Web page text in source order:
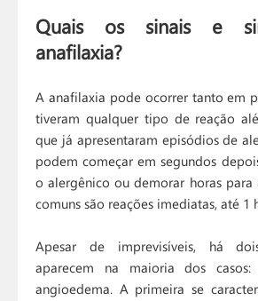
Quais os sinais e
anafilaxia?
A anafilaxia pode ocorrer tanto em
tiveram qualquer tipo de reação
que já apresentaram episódios de
podem começar em segundos
o alergênico ou demorar horas para
comuns são reações imediatas, até 1
Apesar de imprevisíveis, há
aparecem na maioria dos
angioedema. A primeira se